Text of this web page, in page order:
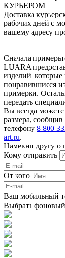
КУРЬЕРОМ
Доставка
рабочих дней с
вашему адресу
Сначала
LUARA
изделий,
понравившиеся
примерки.
передать
Вы всегда можете
размера,
телефону 8 800
art.ru.
Намекни другу о
Кому отправить
От кого
Ваш мобильный
Выбрать